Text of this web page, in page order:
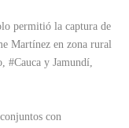
permitió la captura de
Martínez en zona rural
#Cauca y Jamundí,
con